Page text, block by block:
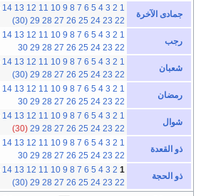
جمادى الآخرة
1
2
3
4
5
6
7
8
9
10
11
12
13
14
22
23
24
25
26
27
28
29
(30)
رجب
1
2
3
4
5
6
7
8
9
10
11
12
13
14
22
23
24
25
26
27
28
29
30
شعبان
1
2
3
4
5
6
7
8
9
10
11
12
13
14
22
23
24
25
26
27
28
29
(30)
رمضان
1
2
3
4
5
6
7
8
9
10
11
12
13
14
22
23
24
25
26
27
28
29
30
شوال
1
2
3
4
5
6
7
8
9
10
11
12
13
14
22
23
24
25
26
27
28
29
(30)
ذو القعدة
1
2
3
4
5
6
7
8
9
10
11
12
13
14
22
23
24
25
26
27
28
29
30
ذو الحجة
1
2
3
4
5
6
7
8
9
10
11
12
13
14
22
23
24
25
26
27
28
29
(30)